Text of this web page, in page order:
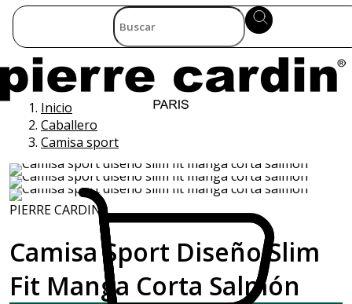
Inicio
Caballero
Camisa sport
PIERRE CARDIN
Camisa Sport Diseño Slim
Fit Manga Corta Salmón